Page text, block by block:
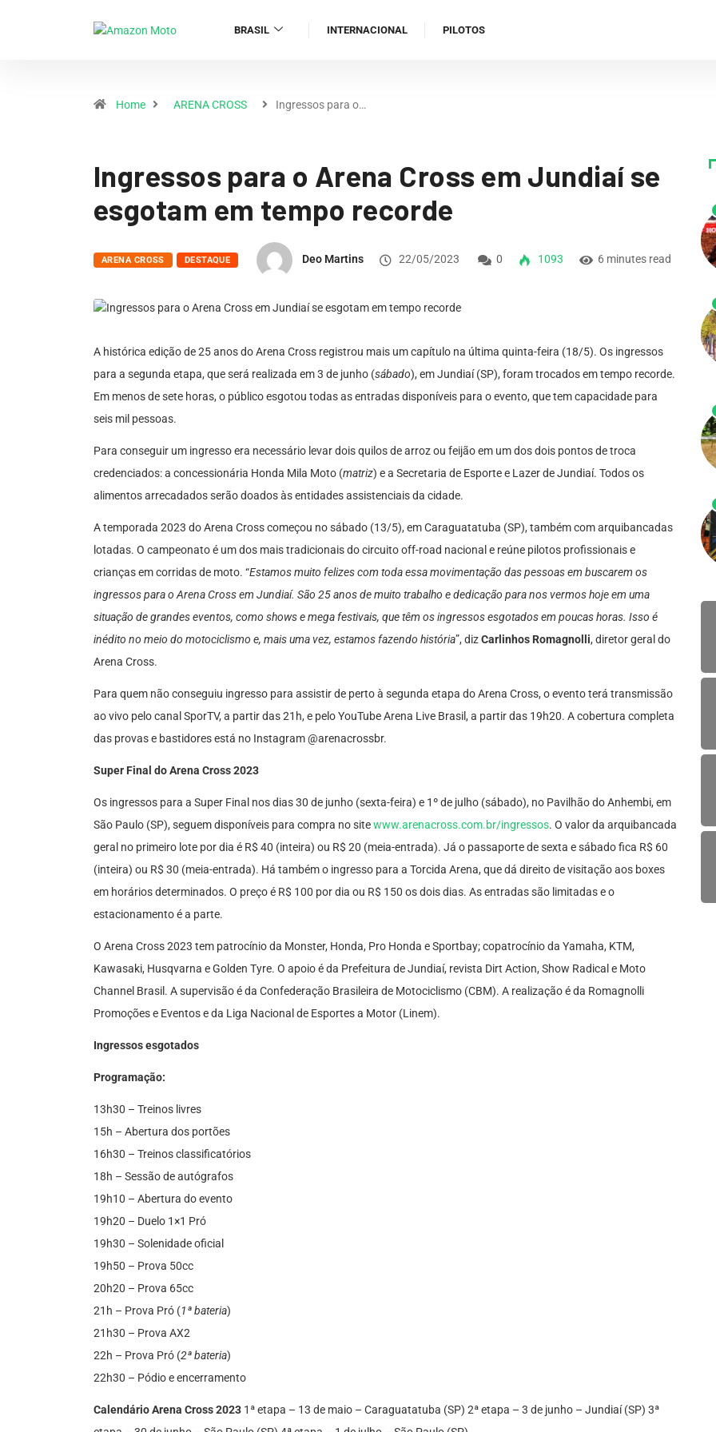
BRASIL INTERNACIONAL PILOTOS
Home ARENA CROSS Ingressos para o…
Ingressos para o Arena Cross em Jundiaí se
esgotam em tempo recorde
ARENA CROSS DESTAQUE Deo Martins 22/05/2023 0 1093 6 minutes read
A histórica edição de 25 anos do Arena Cross registrou mais um capítulo na última quinta-feira (18/5). Os ingressos
para a segunda etapa, que será realizada em 3 de junho (sábado), em Jundiaí (SP), foram trocados em tempo recorde.
Em menos de sete horas, o público esgotou todas as entradas disponíveis para o evento, que tem capacidade para
seis mil pessoas.
Para conseguir um ingresso era necessário levar dois quilos de arroz ou feijão em um dos dois pontos de troca
credenciados: a concessionária Honda Mila Moto (matriz) e a Secretaria de Esporte e Lazer de Jundiaí. Todos os
alimentos arrecadados serão doados às entidades assistenciais da cidade.
A temporada 2023 do Arena Cross começou no sábado (13/5), em Caraguatatuba (SP), também com arquibancadas
lotadas. O campeonato é um dos mais tradicionais do circuito off-road nacional e reúne pilotos profissionais e
crianças em corridas de moto. “Estamos muito felizes com toda essa movimentação das pessoas em buscarem os
ingressos para o Arena Cross em Jundiaí. São 25 anos de muito trabalho e dedicação para nos vermos hoje em uma
situação de grandes eventos, como shows e mega festivais, que têm os ingressos esgotados em poucas horas. Isso é
inédito no meio do motociclismo e, mais uma vez, estamos fazendo história”, dizCarlinhos Romagnolli, diretor geral do
Arena Cross.
Para quem não conseguiu ingresso para assistir de perto à segunda etapa do Arena Cross, o evento terá transmissão
ao vivo pelo canal SporTV, a partir das 21h, e pelo YouTube Arena Live Brasil, a partir das 19h20. A cobertura completa
das provas e bastidores está no Instagram @arenacrossbr.
Super Final do Arena Cross 2023
Os ingressos para a Super Final nos dias 30 de junho (sexta-feira) e 1º de julho (sábado), no Pavilhão do Anhembi, em
São Paulo (SP), seguem disponíveis para compra no sitewww.arenacross.com.br/ingressos. O valor da arquibancada
geral no primeiro lote por dia é R$ 40 (inteira) ou R$ 20 (meia-entrada). Já o passaporte de sexta e sábado fica R$ 60
(inteira) ou R$ 30 (meia-entrada). Há também o ingresso para a Torcida Arena, que dá direito de visitação aos boxes
em horários determinados. O preço é R$ 100 por dia ou R$ 150 os dois dias. As entradas são limitadas e o
estacionamento é a parte.
O Arena Cross 2023 tem patrocínio da Monster, Honda, Pro Honda e Sportbay; copatrocínio da Yamaha, KTM,
Kawasaki, Husqvarna e Golden Tyre. O apoio é da Prefeitura de Jundiaí, revista Dirt Action, Show Radical e Moto
Channel Brasil. A supervisão é da Confederação Brasileira de Motociclismo (CBM). A realização é da Romagnolli
Promoções e Eventos e da Liga Nacional de Esportes a Motor (Linem).
Ingressos esgotados
Programação:
13h30 – Treinos livres
15h – Abertura dos portões
16h30 – Treinos classificatórios
18h – Sessão de autógrafos
19h10 – Abertura do evento
19h20 – Duelo 1×1 Pró
19h30 – Solenidade oficial
19h50 – Prova 50cc
20h20 – Prova 65cc
21h – Prova Pró (1ª bateria)
21h30 – Prova AX2
22h – Prova Pró (2ª bateria)
22h30 – Pódio e encerramento
Calendário Arena Cross 2023 1ª etapa – 13 de maio – Caraguatatuba (SP) 2ª etapa – 3 de junho – Jundiaí (SP) 3ª